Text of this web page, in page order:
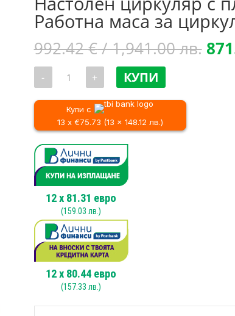
Работна маса за
992.42€/ 1,941.00 лв.
- количество
Настолен
циркуляр
плот
DeWALT
+
Работна
маса
за
циркуляр
DeWALT
DWE74911
+ КУПИ
Купи с
13 x €75.73 (13 x 148.12 лв.)
12x 81.31 евро
(159.03 лв.)
12x 80.44 евро
(157.33 лв.)